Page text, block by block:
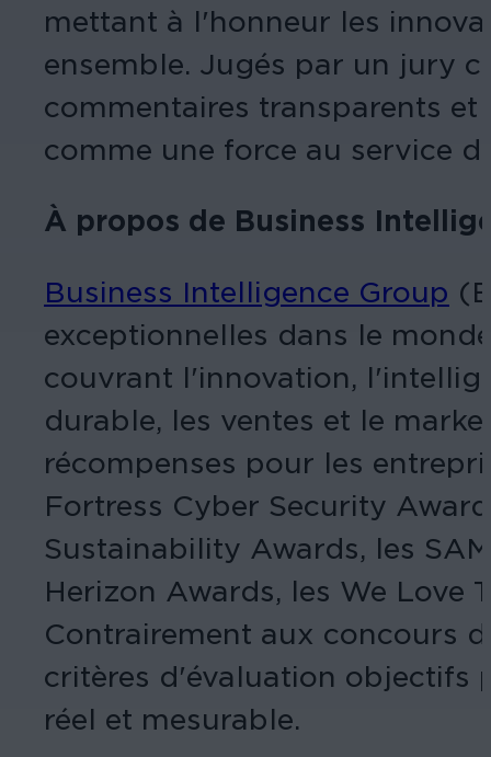
mettant à l'honneur les
ensemble. Jugés par un jury
commentaires transparents
comme une force au service
À propos de Business
Business Intelligence Group
exceptionnelles dans le
couvrant l'innovation,
durable, les ventes et le
récompenses pour les
Fortress Cyber Security
Sustainability Awards, les
Herizon Awards, les We Love
Contrairement aux concours
critères d'évaluation objectifs
réel et mesurable.